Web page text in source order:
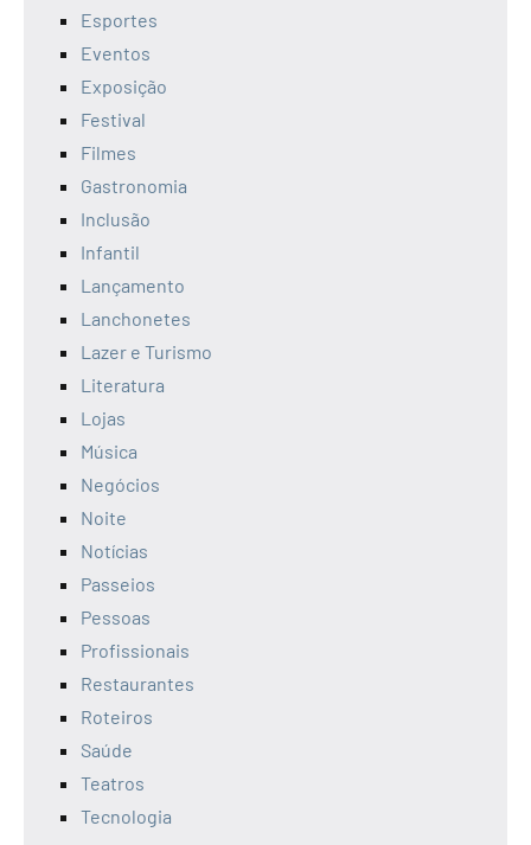
Esportes
Eventos
Exposição
Festival
Filmes
Gastronomia
Inclusão
Infantil
Lançamento
Lanchonetes
Lazer e Turismo
Literatura
Lojas
Música
Negócios
Noite
Notícias
Passeios
Pessoas
Profissionais
Restaurantes
Roteiros
Saúde
Teatros
Tecnologia